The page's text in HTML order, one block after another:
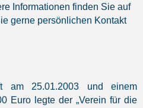
Informationen finden Sie auf
gerne persönlichen Kontakt
am 25.01.2003 und einem
Euro legte der „Verein für die